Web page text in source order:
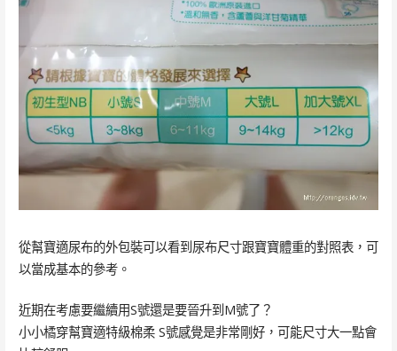
從幫寶適尿布的外包裝可以看到尿布尺寸跟寶寶體重的對照表，可
以當成基本的參考。
近期在考慮要繼續用S號還是要晉升到M號了？
小小橘穿幫寶適特級棉柔 S號感覺是非常剛好，可能尺寸大一點會